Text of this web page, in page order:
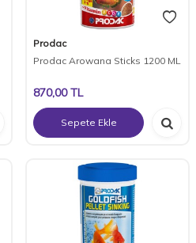
Prodac
Prodac Arowana Sticks 1200 ML
870,00TL
Sepete Ekle